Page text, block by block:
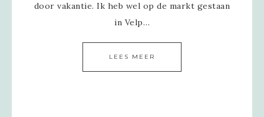
door vakantie. Ik heb wel op de markt gestaan
in Velp…
LEES MEER